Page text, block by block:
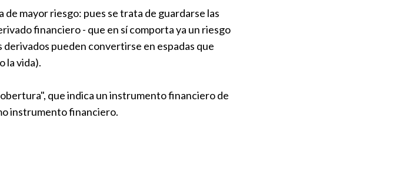
mayor riesgo: pues se trata de guardarse las
financiero - que en sí comporta ya un riesgo
derivados pueden convertirse en espadas que
la vida).
que indica un instrumento financiero de
instrumento financiero.